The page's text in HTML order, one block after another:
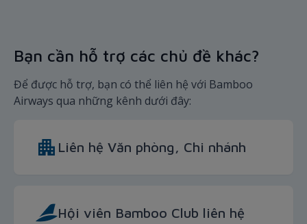
Bạn cần hỗ trợ các chủ đề khác?
Để được hỗ trợ, bạn có thể liên hệ với Bamboo
Airways qua những kênh dưới đây:
Liên hệ Văn phòng, Chi nhánh
Hội viên Bamboo Club liên hệ